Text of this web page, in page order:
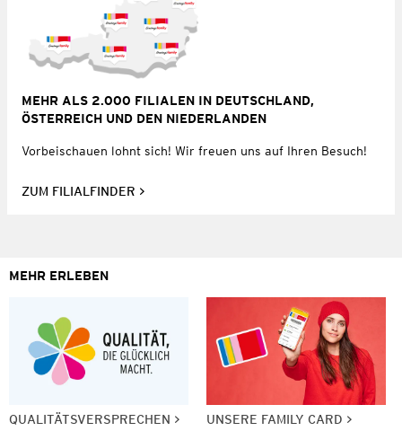
MEHR ALS 2.000 FILIALEN IN DEUTSCHLAND,
ÖSTERREICH UND DEN NIEDERLANDEN
Vorbeischauen lohnt sich! Wir freuen uns auf Ihren Besuch!
ZUM FILIALFINDER
MEHR ERLEBEN
QUALITÄTSVERSPRECHEN UNSERE FAMILY CARD